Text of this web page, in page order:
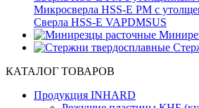
Микросверла HSS-E PM c
Сверла HSS-E VAPDMSUS
КАТАЛОГ ТОВАРОВ
Продукция INHARD